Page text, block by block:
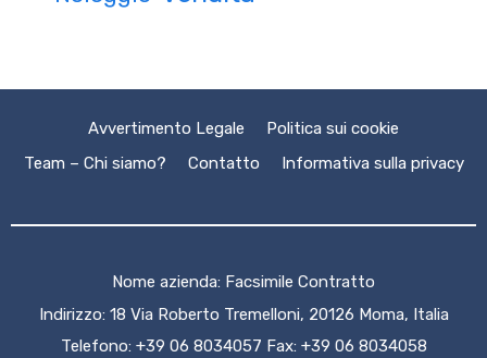
Avvertimento Legale
Politica sui cookie
Team – Chi siamo?
Contatto Informativa sulla privacy
Nome azienda: Facsimile Contratto
Indirizzo: 18 Via Roberto Tremelloni, 20126 Moma, Italia
Telefono: +39 06 8034057 Fax: +39 06 8034058